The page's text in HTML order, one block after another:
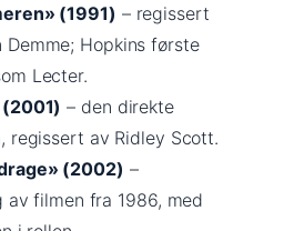
(1991) – regissert
Demme; Hopkins første
Lecter.
– den direkte
regissert av Ridley Scott.
(2002) –
av filmen fra 1986, med